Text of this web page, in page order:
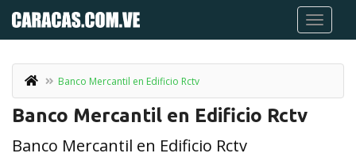
Banco Mercantil en Edificio Rctv
Banco Mercantil en Edificio Rctv
Banco Mercantil en Edificio Rctv